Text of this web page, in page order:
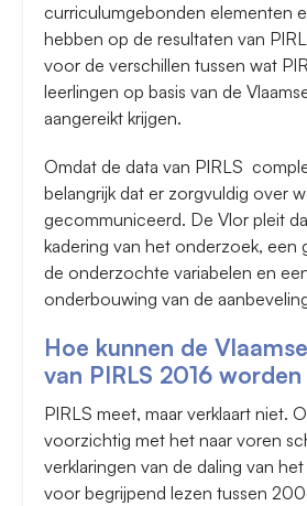
curriculumgebonden elementen
hebben op de resultaten van
voor de verschillen tussen wat
leerlingen op basis van de
aangereikt krijgen.
Omdat de data van PIRLS
belangrijk dat er zorgvuldig over
gecommuniceerd. De Vlor pleit
kadering van het onderzoek, een
de onderzochte variabelen en
onderbouwing van de
Hoe kunnen de
van PIRLS 2016
PIRLS meet, maar verklaart niet.
voorzichtig met het naar voren
verklaringen van de daling van
voor begrijpend lezen tussen